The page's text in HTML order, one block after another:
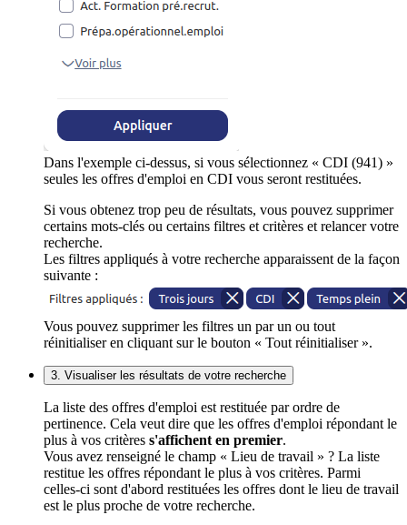
Dans l'exemple ci-dessus, si vous sélectionnez « CDI (941) »
seules les offres d'emploi en CDI vous seront restituées.
Si vous obtenez trop peu de résultats, vous pouvez supprimer
certains mots-clés ou certains filtres et critères et relancer votre
recherche.
Les filtres appliqués à votre recherche apparaissent de la façon
suivante :
Vous pouvez supprimer les filtres un par un ou tout
réinitialiser en cliquant sur le bouton « Tout réinitialiser ».
3. Visualiser les résultats de votre recherche
La liste des offres d'emploi est restituée par ordre de
pertinence. Cela veut dire que les offres d'emploi répondant le
plus à vos critères s'affichent en premier.
Vous avez renseigné le champ « Lieu de travail » ? La liste
restitue les offres répondant le plus à vos critères. Parmi
celles-ci sont d'abord restituées les offres dont le lieu de travail
est le plus proche de votre recherche.